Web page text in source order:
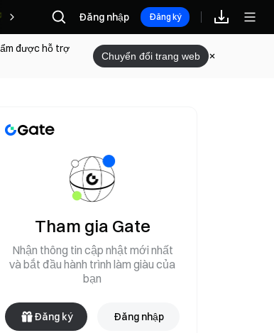
Phần thưởng
Đăng nhập Đăng ký
được hỗ trợ
Chuyển đổi trang web
sự tư vấn SAP
Tham gia Gate
Nhận thông tin cập nhật mới nhất
và bắt đầu hành trình làm giàu của
bạn
Đăng ký Đăng nhập